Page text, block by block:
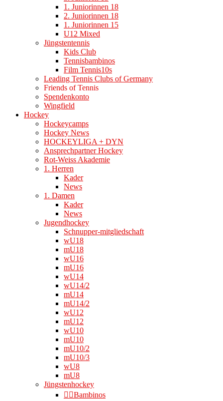
1. Juniorinnen 18
2. Juniorinnen 18
1. Juniorinnen 15
U12 Mixed
Jüngstentennis
Kids Club
Tennisbambinos
Film Tennis10s
Leading Tennis Clubs of Germany
Friends of Tennis
Spendenkonto
Wingfield
Hockey
Hockeycamps
Hockey News
HOCKEYLIGA + DYN
Ansprechpartner Hockey
Rot-Weiss Akademie
1. Herren
Kader
News
1. Damen
Kader
News
Jugendhockey
Schnupper-mitgliedschaft
wU18
mU18
wU16
mU16
wU14
wU14/2
mU14
mU14/2
wU12
mU12
wU10
mU10
mU10/2
mU10/3
wU8
mU8
Jüngstenhockey
👉🏻Bambinos